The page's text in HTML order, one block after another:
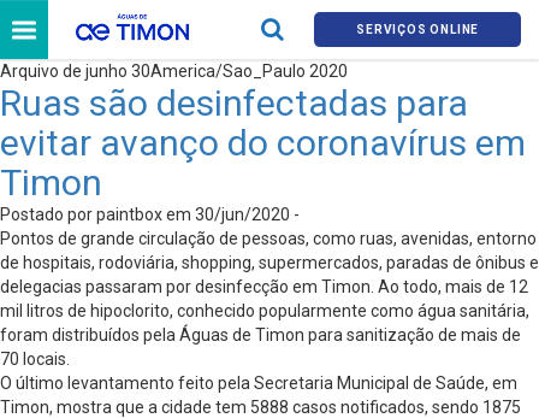
SERVIÇOS ONLINE
Arquivo de junho 30America/Sao_Paulo 2020
Ruas são desinfectadas para
evitar avanço do coronavírus em
Timon
Postado por paintbox em 30/jun/2020 -
Pontos de grande circulação de pessoas, como ruas, avenidas, entorno
de hospitais, rodoviária, shopping, supermercados, paradas de ônibus e
delegacias passaram por desinfecção em Timon. Ao todo, mais de 12
mil litros de hipoclorito, conhecido popularmente como água sanitária,
foram distribuídos pela Águas de Timon para sanitização de mais de
70 locais.
O último levantamento feito pela Secretaria Municipal de Saúde, em
Timon, mostra que a cidade tem 5888 casos notificados, sendo 1875